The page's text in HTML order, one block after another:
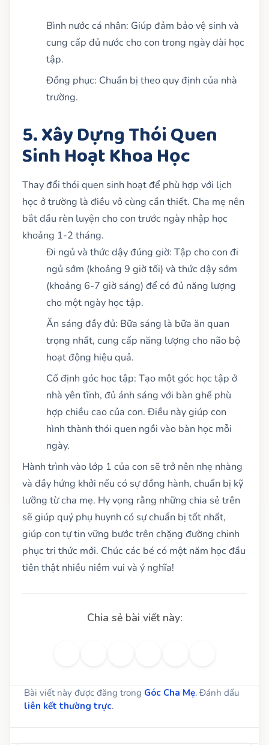
Bình nước cá nhân: Giúp đảm bảo vệ sinh và
cung cấp đủ nước cho con trong ngày dài học
tập.
Đồng phục: Chuẩn bị theo quy định của nhà
trường.
5. Xây Dựng Thói Quen
Sinh Hoạt Khoa Học
Thay đổi thói quen sinh hoạt để phù hợp với lịch
học ở trường là điều vô cùng cần thiết. Cha mẹ nên
bắt đầu rèn luyện cho con trước ngày nhập học
khoảng 1-2 tháng.
Đi ngủ và thức dậy đúng giờ: Tập cho con đi
ngủ sớm (khoảng 9 giờ tối) và thức dậy sớm
(khoảng 6-7 giờ sáng) để có đủ năng lượng
cho một ngày học tập.
Ăn sáng đầy đủ: Bữa sáng là bữa ăn quan
trọng nhất, cung cấp năng lượng cho não bộ
hoạt động hiệu quả.
Cố định góc học tập: Tạo một góc học tập ở
nhà yên tĩnh, đủ ánh sáng với bàn ghế phù
hợp chiều cao của con. Điều này giúp con
hình thành thói quen ngồi vào bàn học mỗi
ngày.
Hành trình vào lớp 1 của con sẽ trở nên nhẹ nhàng
và đầy hứng khởi nếu có sự đồng hành, chuẩn bị kỹ
lưỡng từ cha mẹ. Hy vọng rằng những chia sẻ trên
sẽ giúp quý phụ huynh có sự chuẩn bị tốt nhất,
giúp con tự tin vững bước trên chặng đường chinh
phục tri thức mới. Chúc các bé có một năm học đầu
tiên thật nhiều niềm vui và ý nghĩa!
Bài viết này được đăng trong Góc Cha Mẹ. Đánh dấu
liên kết thường trực.